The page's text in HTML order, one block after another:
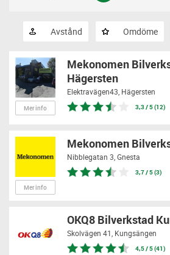
Avstånd Omdöme
Mer info
Mekonomen
Hägersten
Elektravägen43, Hägersten
3,3 / 5 (12)
Mer info
Mekonomen
Nibblegatan 3, Gnesta
3,7 / 5 (3)
OKQ8 Bilverkstad
Skolvägen 41, Kungsängen
4,5 / 5 (41)